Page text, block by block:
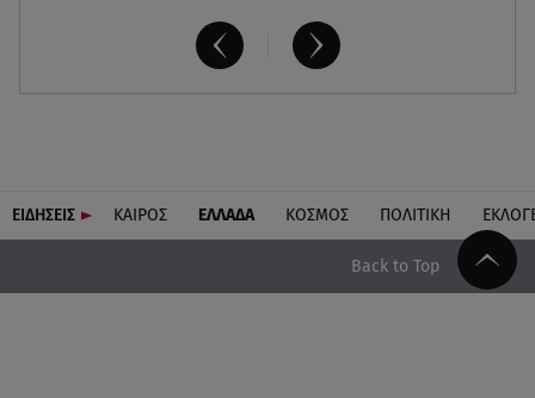
ΕΙΔΗΣΕΙΣ ΚΑΙΡΟΣ ΕΛΛΑΔΑ ΚΟΣΜΟΣ ΠΟΛΙΤΙΚΗ
Back to Top